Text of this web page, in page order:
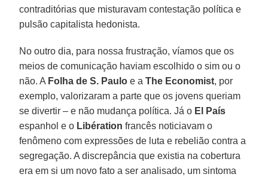
contraditórias que misturavam contestação política e
pulsão capitalista hedonista.
No outro dia, para nossa frustração, víamos que os
meios de comunicação haviam escolhido o sim ou o
não. A Folha de S. Paulo e aThe Economist, por
exemplo, valorizaram a parte que os jovens queriam
se divertir – e não mudança política. Já o El País
espanhol e o Libération francês noticiavam o
fenômeno com expressões de luta e rebelião contra a
segregação. A discrepância que existia na cobertura
era em si um novo fato a ser analisado, um sintoma